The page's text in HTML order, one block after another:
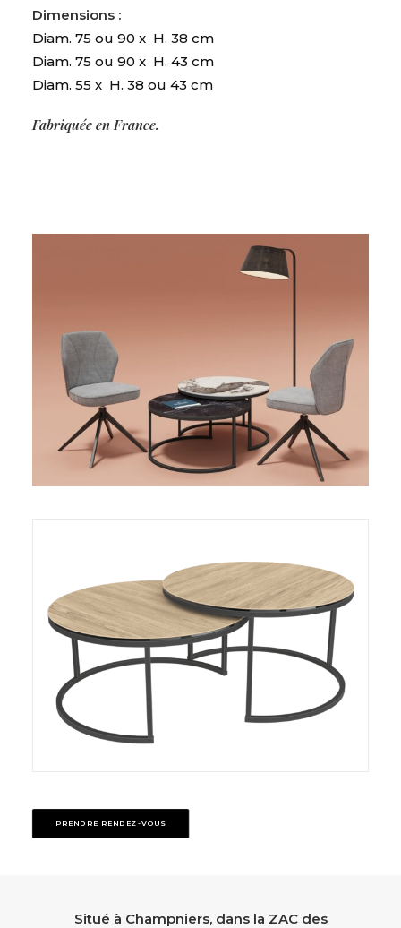
Dimensions :
Diam. 75 ou 90 x H. 38 cm
Diam. 75 ou 90 x H. 43 cm
Diam. 55 x H. 38 ou 43 cm
Fabriquée en France.
PRENDRE RENDEZ-VOUS
Situé à Champniers, dans la ZAC des